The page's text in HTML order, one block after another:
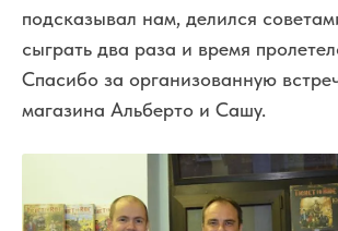
подсказывал нам, делился
сыграть два раза и время
Спасибо за организованную
магазина Альберто и Сашу.